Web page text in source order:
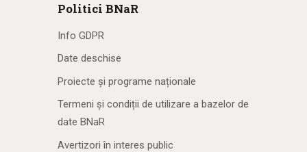
Politici BNaR
Info GDPR
Date deschise
Proiecte și programe naționale
Termeni și condiții de utilizare a bazelor de
date BNaR
Avertizori în interes public